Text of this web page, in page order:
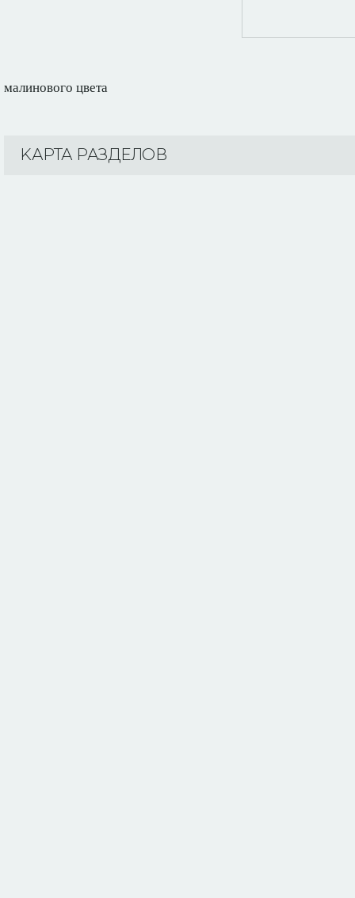
малинового цвета
KАРТА РАЗДЕЛОВ